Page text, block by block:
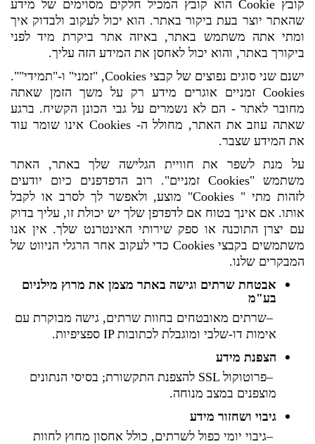
קובץ Cookie הוא קובץ המכיל חלקים מסוימים של מידע
שהאתר יוצר בעת ביקור באתר. הוא יכול לעקוב ולבדוק איך
ומתי אתה משתמש באתר, באיזה אתר ביקרת מיד לפני
ביקורך באתר, והוא יכול לאחסן את המידע הזה עליך.
ישנם שני סוגים נפוצים של קבצי Cookies
, "זמני" ו-"תמידי"".
Cookies זמניים אוגרים מידע רק על משך הזמן שאתה
מחובר לאתר - הם לא נשמרים על גבי הכונן הקשיח. ברגע
שאתה עוזב את האתר, מחולל ה- s
Cookie אינו שומר עוד
את המידע שצבר.
על מנת לשפר את חוויית הגלישה שלך באתר, האתר
משתמש "Cookies זמניים". רוב הדפדפנים כיום יודעים
לזהות מתי " Cookies" מוצע, ולאפשר לך לסרב או לקבל
אותו. אם אינך בטוח אם לדפדפן שלך יש יכולת זו, עליך בדוק
עם יצרן התוכנה או ספק שירותי האינטרנט שלך. אין אנו
משתמשים בקבצי s Cookie כדי לעקוב אחר הרגלי הניווט של
המבקרים שלנו.
אבטחת שרתים וגישה באתר מצמן את מרוץ מילניום
בע"מ
–שרתים מאובטחים בחוות שרתים, גישה מבוקרת עם
אימות דו-שלבי ומוגבלת לכתובות IP ספציפיות.
הצפנת מידע
–פרוטוקול SSL להצפנת התקשורת; בסיסי הנתונים
מוצפנים במצב מנוחה.
גיבוי ושחזור מידע
–גיבוי יומי כפול לשרתים, כולל אחסון מחוץ לחוות